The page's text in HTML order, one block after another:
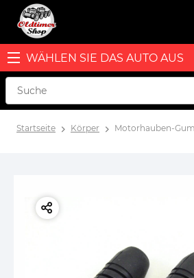
WÄHLEN SIE DAS AUTO AUS
Startseite Körper Motorhauben-